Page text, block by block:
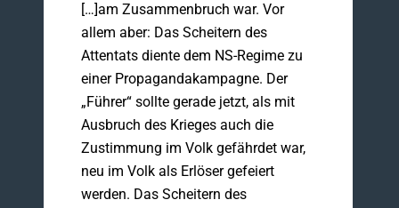
[…]am Zusammenbruch war. Vor
allem aber: Das Scheitern des
Attentats diente dem NS-Regime zu
einer Propagandakampagne. Der
„Führer“ sollte gerade jetzt, als mit
Ausbruch des Krieges auch die
Zustimmung im Volk gefährdet war,
neu im Volk als Erlöser gefeiert
werden. Das Scheitern des